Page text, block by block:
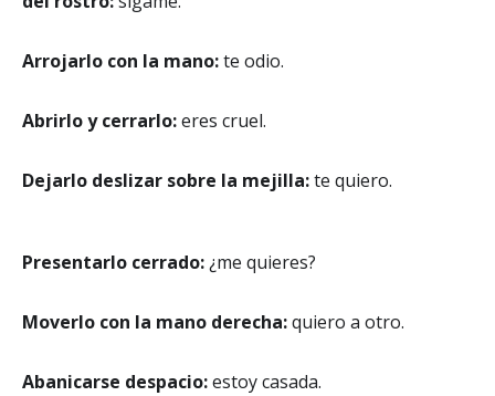
Arrojarlo con la mano:te odio.
Abrirlo y cerrarlo:eres cruel.
Dejarlo deslizar sobre la mejilla:te quiero.
Presentarlo cerrado:¿me quieres?
Moverlo con la mano derecha:quiero a otro.
Abanicarse despacio:estoy casada.